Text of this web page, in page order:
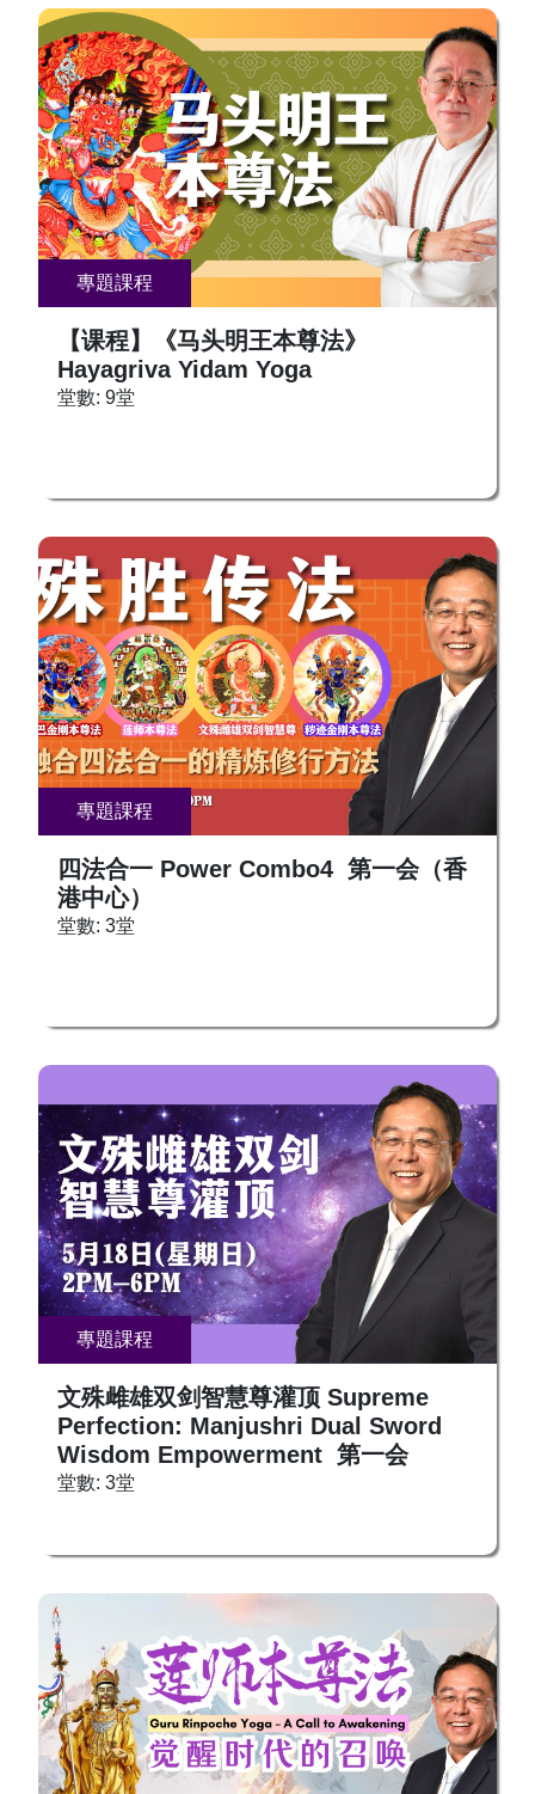
專題課程
【课程】《马头明王本尊法》
Hayagriva Yidam Yoga
堂數: 9堂
專題課程
四法合一 Power Combo4 第一会（香
港中心）
堂數: 3堂
專題課程
文殊雌雄双剑智慧尊灌顶 Supreme
Perfection: Manjushri Dual Sword
Wisdom Empowerment 第一会
堂數: 3堂